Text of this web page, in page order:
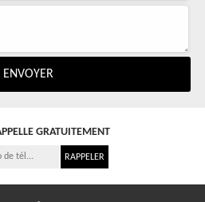
GRATUITEMENT